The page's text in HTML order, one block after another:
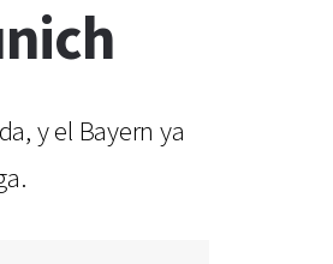
y el Bayern ya